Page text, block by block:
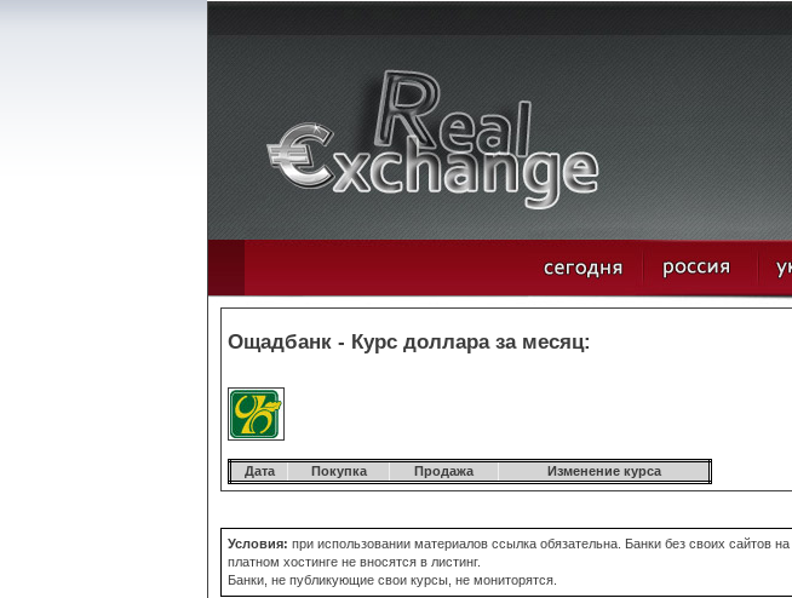
Ощадбанк - Курс доллара за месяц:
Дата Покупка Продажа Изменение курса
Условия: при использовании материалов ссылка обязательна. Банки без своих сайтов на
платном хостинге не вносятся в листинг.
Банки, не публикующие свои курсы, не мониторятся.